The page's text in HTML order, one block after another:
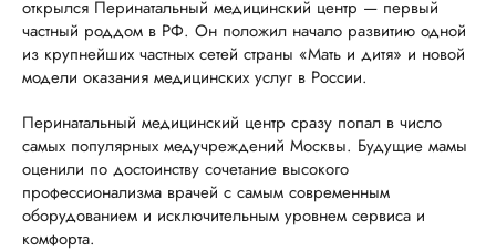
открылся Перинатальный медицинский центр — первый
частный роддом в РФ. Он положил начало развитию одной
из крупнейших частных сетей страны «Мать и дитя» и новой
модели оказания медицинских услуг в России.
Перинатальный медицинский центр сразу попал в число
самых популярных медучреждений Москвы. Будущие мамы
оценили по достоинству сочетание высокого
профессионализма врачей с самым современным
оборудованием и исключительным уровнем сервиса и
комфорта.